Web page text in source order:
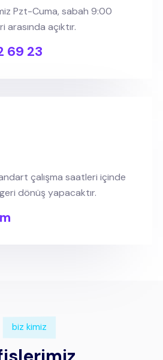
Pzt-Cuma, sabah 9:00
açıktır.
69 23
çalışma saatleri içinde
dönüş yapacaktır.
biz kimiz